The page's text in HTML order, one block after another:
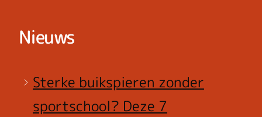
Nieuws
Sterke buikspieren zonder
sportschool? Deze 7